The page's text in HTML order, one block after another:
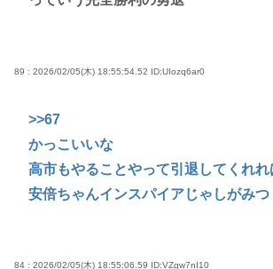
89 : 2026/02/05(木) 18:55:54.52 ID:UIozq6ar0
>>67
かっこいいな
高市もやることやって引退してくれれ
安倍ちゃんインスパイアじゃしがみ
84 : 2026/02/05(木) 18:55:06.59 ID:VZgw7nI10